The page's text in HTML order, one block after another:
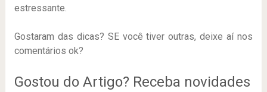
estressante.
Gostaram das dicas? SE você tiver outras, deixe aí nos
comentários ok?
Gostou do Artigo? Receba novidades